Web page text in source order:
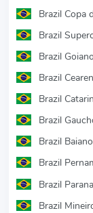
Brazil Copa
Brazil
Brazil
Brazil
Brazil
Brazil
Brazil
Brazil
Brazil
Brazil